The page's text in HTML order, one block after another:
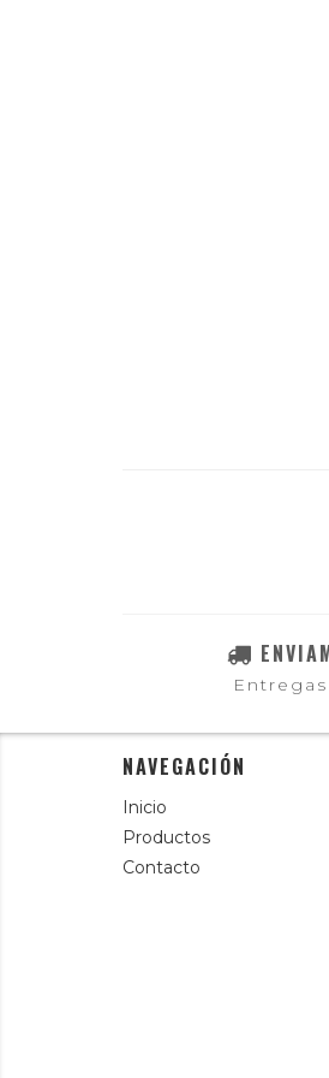
NAVEGACIÓN
Inicio
Productos
Contacto